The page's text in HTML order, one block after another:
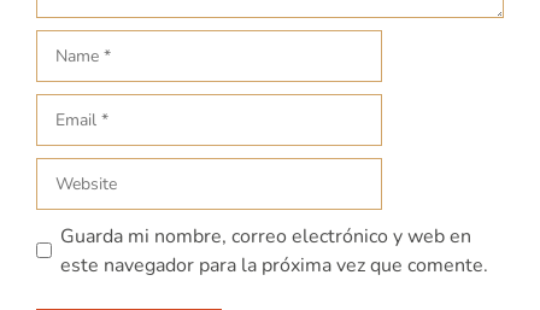
Guarda mi nombre, correo electrónico y web en
este navegador para la próxima vez que comente.